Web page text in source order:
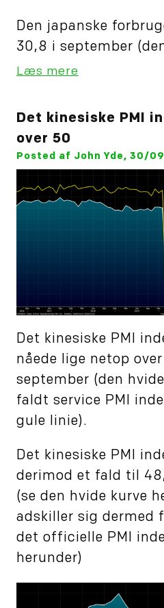
Den japanske
30,8 i september
Læs mere
Det kinesiske PMI
over 50
Posted af John Yde, 30/
Det kinesiske PMI
nåede lige netop
september (den
faldt service PMI
gule linie).
Det kinesiske PMI
derimod et fald til
(se den hvide kurve
adskiller sig dermed
det officielle PMI
herunder)